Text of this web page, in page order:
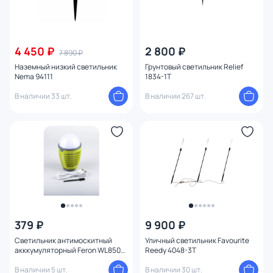
4 450 ₽ 7 890 ₽
Наземный низкий светильник
Nema 94111
В наличии 33 шт.
2 800 ₽
Грунтовый светильник Relief
1834-1T
В наличии 267 шт.
379 ₽
Светильник антимоскитный
акккумуляторный Feron WL850
В наличии 5 шт.
9 900 ₽
Уличный светильник Favourite
Reedy 4048-3T
В наличии 30 шт.